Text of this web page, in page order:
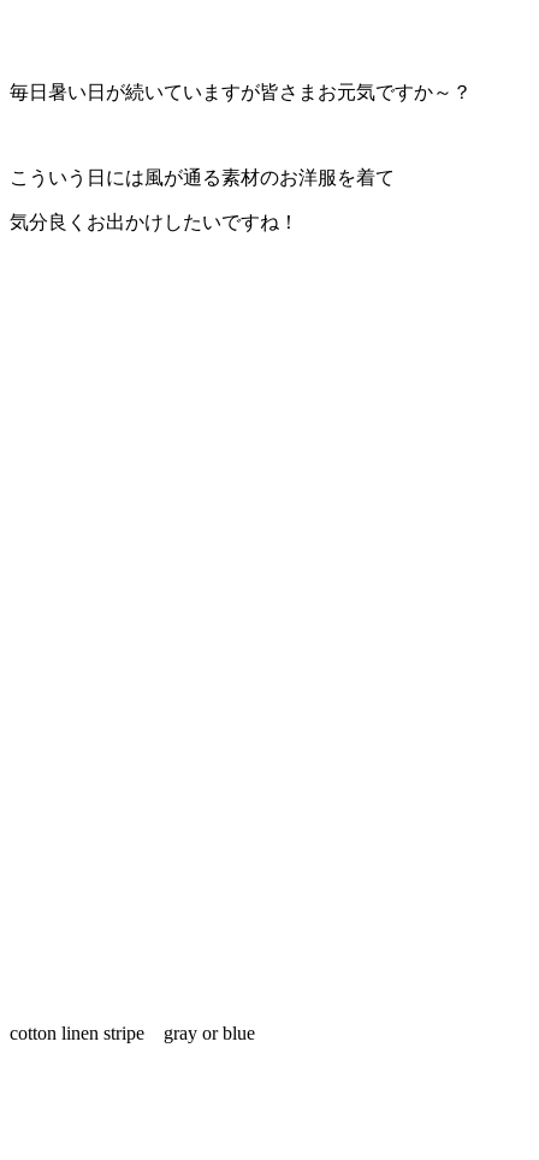
毎日暑い日が続いていますが皆さまお元気ですか～？
こういう日には風が通る素材のお洋服を着て
気分良くお出かけしたいですね！
cotton linen stripe gray or blue